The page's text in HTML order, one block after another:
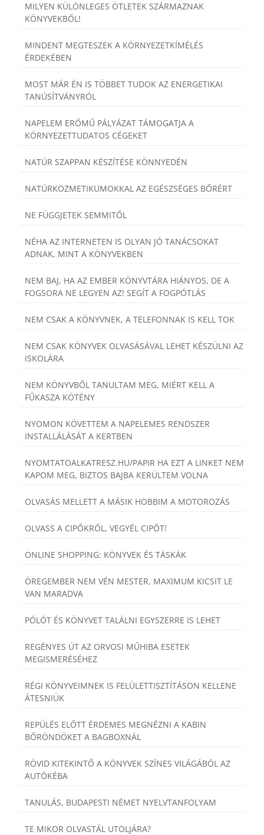
MILYEN KÜLÖNLEGES ÖTLETEK SZÁRMAZNAK
KÖNYVEKBŐL!
MINDENT MEGTESZEK A KÖRNYEZETKÍMÉLÉS
ÉRDEKÉBEN
MOST MÁR ÉN IS TÖBBET TUDOK AZ ENERGETIKAI
TANÚSÍTVÁNYRÓL
NAPELEM ERŐMŰ PÁLYÁZAT TÁMOGATJA A
KÖRNYEZETTUDATOS CÉGEKET
NATÚR SZAPPAN KÉSZÍTÉSE KÖNNYEDÉN
NATÚRKOZMETIKUMOKKAL AZ EGÉSZSÉGES BŐRÉRT
NE FÜGGJETEK SEMMITŐL
NÉHA AZ INTERNETEN IS OLYAN JÓ TANÁCSOKAT
ADNAK, MINT A KÖNYVEKBEN
NEM BAJ, HA AZ EMBER KÖNYVTÁRA HIÁNYOS, DE A
FOGSORA NE LEGYEN AZ! SEGÍT A FOGPÓTLÁS
NEM CSAK A KÖNYVNEK, A TELEFONNAK IS KELL TOK
NEM CSAK KÖNYVEK OLVASÁSÁVAL LEHET KÉSZÜLNI AZ
ISKOLÁRA
NEM KÖNYVBŐL TANULTAM MEG, MIÉRT KELL A
FŰKASZA KÖTÉNY
NYOMON KÖVETTEM A NAPELEMES RENDSZER
INSTALLÁLÁSÁT A KERTBEN
NYOMTATOALKATRESZ.HU/PAPIR HA EZT A LINKET NEM
KAPOM MEG, BIZTOS BAJBA KERÜLTEM VOLNA
OLVASÁS MELLETT A MÁSIK HOBBIM A MOTOROZÁS
OLVASS A CIPŐKRŐL, VEGYÉL CIPŐT!
ONLINE SHOPPING: KÖNYVEK ÉS TÁSKÁK
ÖREGEMBER NEM VÉN MESTER, MAXIMUM KICSIT LE
VAN MARADVA
PÓLÓT ÉS KÖNYVET TALÁLNI EGYSZERRE IS LEHET
REGÉNYES ÚT AZ ORVOSI MŰHIBA ESETEK
MEGISMERÉSÉHEZ
RÉGI KÖNYVEIMNEK IS FELÜLETTISZTÍTÁSON KELLENE
ÁTESNIÜK
REPÜLÉS ELŐTT ÉRDEMES MEGNÉZNI A KABIN
BŐRÖNDÖKET A BAGBOXNÁL
RÖVID KITEKINTŐ A KÖNYVEK SZÍNES VILÁGÁBÓL AZ
AUTÓKÉBA
TANULÁS, BUDAPESTI NÉMET NYELVTANFOLYAM
TE MIKOR OLVASTÁL UTOLJÁRA?